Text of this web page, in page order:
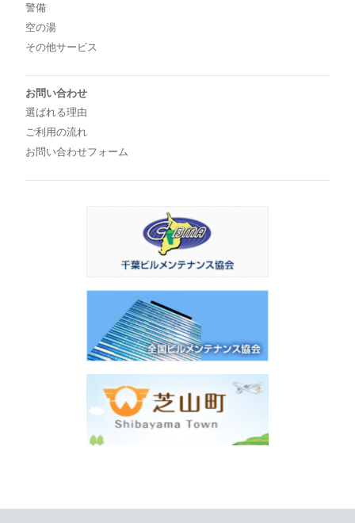
警備
空の湯
その他サービス
お問い合わせ
選ばれる理由
ご利用の流れ
お問い合わせフォーム